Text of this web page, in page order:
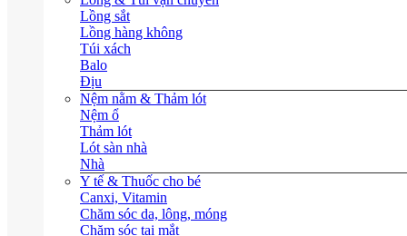
Lồng sắt
Lồng hàng không
Túi xách
Balo
Địu
Nệm nằm & Thảm lót
Nệm ổ
Thảm lót
Lót sàn nhà
Nhà
Y tế & Thuốc cho bé
Canxi, Vitamin
Chăm sóc da, lông, móng
Chăm sóc tai mắt